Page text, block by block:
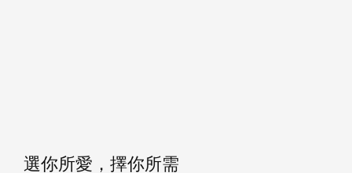
選你所愛，擇你所需